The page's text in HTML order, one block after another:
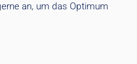
an, um das Optimum